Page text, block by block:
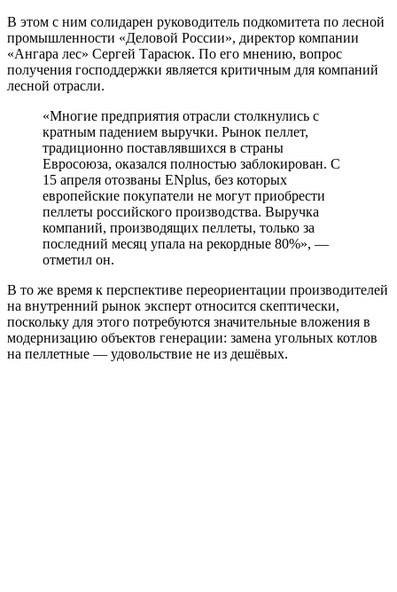
В этом с ним солидарен руководитель подкомитета по лесной
промышленности «Деловой России», директор компании
«Ангара лес» Сергей Тарасюк. По его мнению, вопрос
получения господдержки является критичным для компаний
лесной отрасли.
«Многие предприятия отрасли столкнулись с
кратным падением выручки. Рынок пеллет,
традиционно поставлявшихся в страны
Евросоюза, оказался полностью заблокирован. С
15 апреля отозваны ENplus, без которых
европейские покупатели не могут приобрести
пеллеты российского производства. Выручка
компаний, производящих пеллеты, только за
последний месяц упала на рекордные 80%», —
отметил он.
В то же время к перспективе переориентации производителей
на внутренний рынок эксперт относится скептически,
поскольку для этого потребуются значительные вложения в
модернизацию объектов генерации: замена угольных котлов
на пеллетные — удовольствие не из дешёвых.